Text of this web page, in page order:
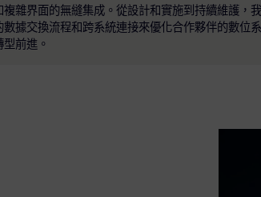
雜界面的無縫集成。從設計和實施到持續維護，
據交換流程和跨系統連接來優化合作夥伴的數位
前進。